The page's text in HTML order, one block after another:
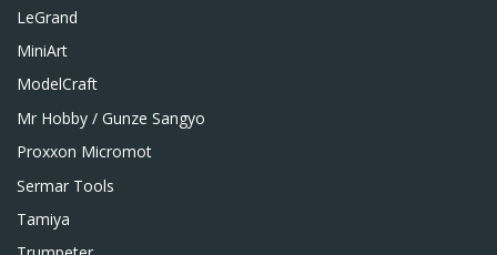
LeGrand
MiniArt
ModelCraft
Mr Hobby / Gunze Sangyo
Proxxon Micromot
Sermar Tools
Tamiya